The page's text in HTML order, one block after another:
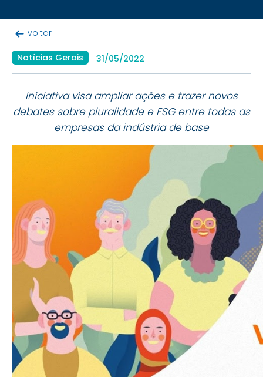
voltar
Notícias Gerais 31/05/2022
Iniciativa visa ampliar ações e trazer novos
debates sobre pluralidade e ESG entre todas as
empresas da indústria de base